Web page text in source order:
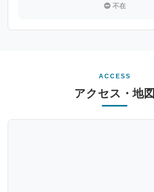
不在
ACCESS
アクセス・地図